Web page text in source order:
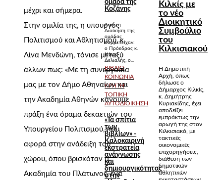
ομάδα της
Κοζάνης
Από τη
Διοίκηση της
ομάδας
συμμετείχαν:
o Πρόεδρος κ.
Νίκος
Δελιαλής, ο...
ΒΙΒΛΊΟ
ΚΟΙΝΩΝΊΑ
ΚΡΉΤΗ
ΤΟΠΙΚΉ
ΑΥΤΟΔΙΟΊΚΗΣΗ
«Τα σπίτια
των
βιβλίων» -
Καλοκαιρινή
εκστρατεία
ανάγνωσης
και
δημιουργικότητας
στην
Κιλκίς με
το νέο
Διοικητικό
Συμβούλιο
του
Κιλκισιακού
Η Δημοτική
Αρχή, όπως
δήλωσε ο
Δήμαρχος Κιλκίς,
κ. Δημήτρης
Κυριακίδης, έχει
αποδείξει
εμπράκτως την
αρωγή της στον
Κιλκισιακό, με
τακτικές
οικονομικές
επιχορηγήσεις,
διάθεση των
δημοτικών
αθλητικών
μέχρι και σήμερα.
Στην ομιλία της, η υπουργός
Πολιτισμού και Αθλητισμού, κ.
Λίνα Μενδώνη, τόνισε μεταξύ
άλλων πως: «Με τη συνεργασία
μας με τον Δήμο Αθηναίων και
την Ακαδημία Αθηνών κάνουμε
πράξη ένα όραμα δεκαετιών του
Υπουργείου Πολιτισμού, που
αφορά στην ανάδειξη του
χώρου, όπου βρισκόταν η
Ακαδημία του Πλάτωνος, ένα